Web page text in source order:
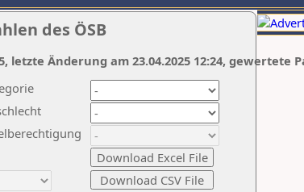
des ÖSB
letzte Änderung am 23.04.2025 12:24, gewertete